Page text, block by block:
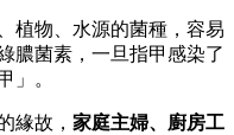
植物、水源的菌種，容易
膿菌素，一旦指甲感染了
」。
緣故， 家庭主婦、廚房工